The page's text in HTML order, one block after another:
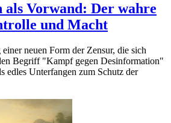
als Vorwand: Der wahre
und Macht
neuen Form der Zensur, die sich
Begriff "Kampf gegen Desinformation"
edles Unterfangen zum Schutz der